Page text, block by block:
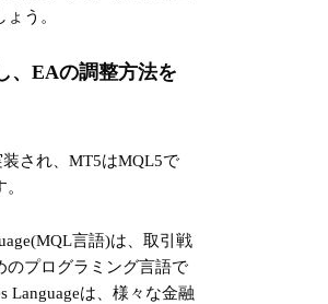
う。
、EAの調整方法を
され、MT5はMQL5で
言語)は、取引戦
のプログラミング言語で
Languageは、様々な金融